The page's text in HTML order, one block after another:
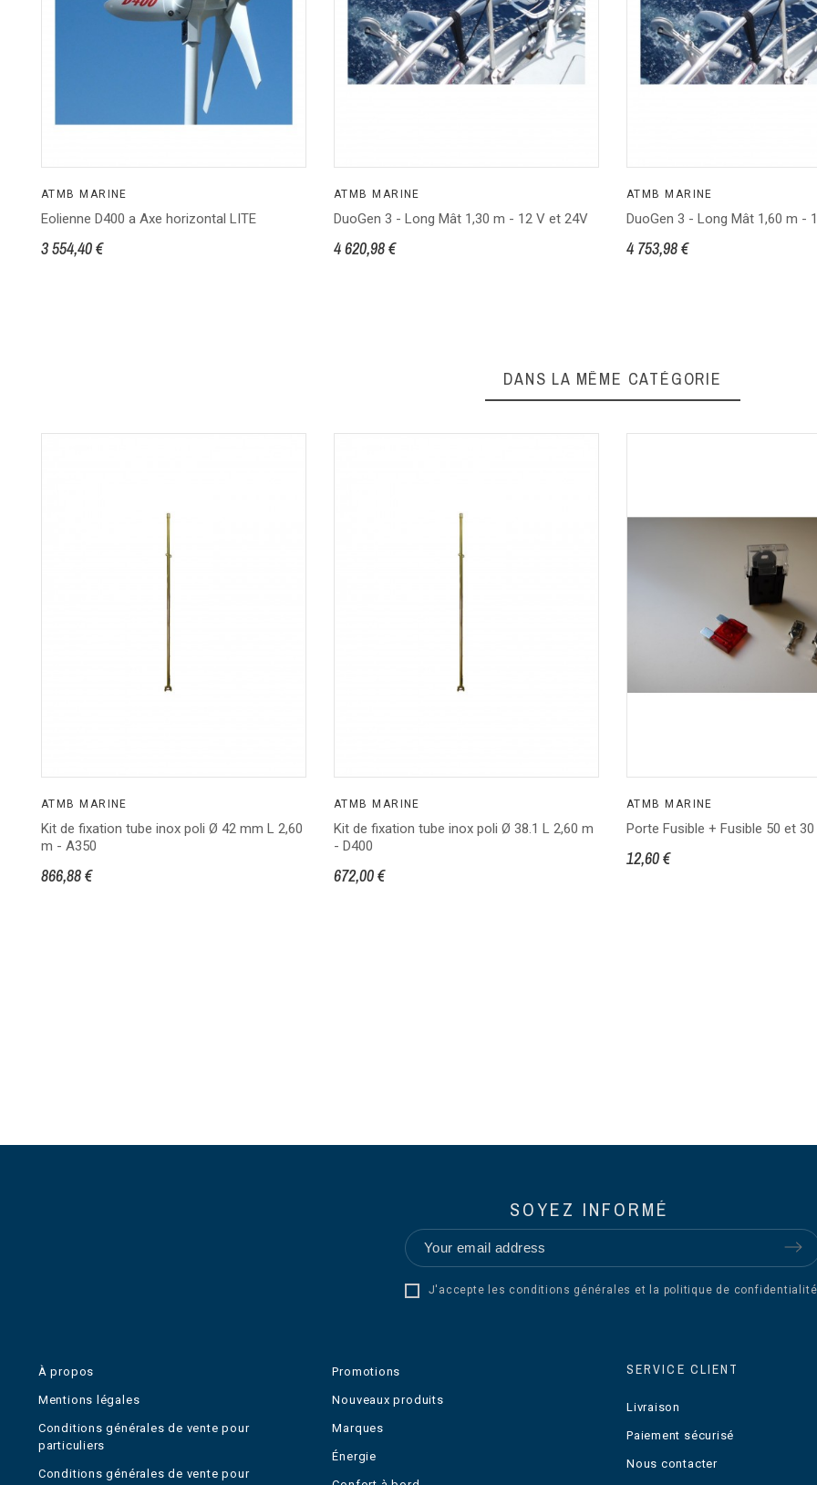
ATMB MARINE
Eolienne D400 a Axe horizontal LITE
3 554,40 €
ATMB MARINE
DuoGen 3 - Long Mât 1,30 m - 12 V et 24V
4 620,98 €
ATMB MARINE
DuoGen 3 - Long Mât 1,60 m -
4 753,98 €
DANS LA MÊME CATÉGORIE
ATMB MARINE
Kit de fixation tube inox poli Ø 42 mm L 2,60
m - A350
866,88 €
ATMB MARINE
Kit de fixation tube inox poli Ø 38.1 L 2,60 m
- D400
672,00 €
ATMB MARINE
Porte Fusible + Fusible 50 et
12,60 €
SOYEZ INFORMÉ
J'accepte les conditions générales et la politique de
À propos
Mentions légales
Conditions générales de vente pour
particuliers
Conditions générales de vente pour
Promotions
Nouveaux produits
Marques
Énergie
SERVICE CLIENT
Livraison
Paiement sécurisé
Nous contacter